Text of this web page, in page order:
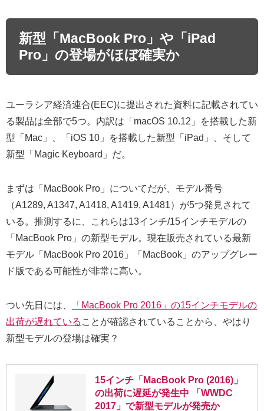
新型「MacBook Pro」や「iPad
Pro」の登場がほぼ確実か
ユーラシア経済連合(EEC)に提出された資料に記載されてい
る製品は全部で5つ。内訳は「macOS 10.12」を搭載した新
型「Mac」、「iOS 10」を搭載した新型「iPad」、そして
新型「Magic Keyboard」だ。
まずは「MacBook Pro」についてだが、モデル番号
（A1289, A1347, A1418, A1419, A1481）が5つ発見されて
いる。推測するに、これらは13インチ/15インチモデルの
「MacBook Pro」の新型モデル。現在販売されている最新
モデル「MacBook Pro 2016」「MacBook」のアップグレー
ド版である可能性が非常に高い。
つい先日には、
「MacBook Pro 2016」の15インチモデルの
出荷が遅れている ことが確認されていることから、やはり
新型モデルの登場は確実？
15インチ「MacBook Pro (2016)」
の出荷に遅延が発生中 「WWDC
2017」で新型モデルが発売か